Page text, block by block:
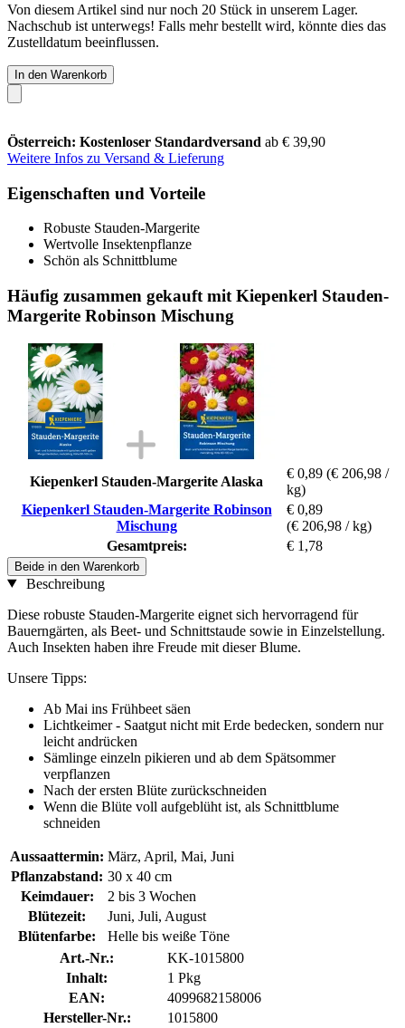
Von diesem Artikel sind nur noch 20 Stück in unserem Lager.
Nachschub ist unterwegs! Falls mehr bestellt wird, könnte dies das
Zustelldatum beeinflussen.
In den Warenkorb
Österreich: Kostenloser Standardversand ab € 39,90
Weitere Infos zu Versand & Lieferung
Eigenschaften und Vorteile
Robuste Stauden-Margerite
Wertvolle Insektenpflanze
Schön als Schnittblume
Häufig zusammen gekauft mit Kiepenkerl Stauden-
Margerite Robinson Mischung
Kiepenkerl Stauden-Margerite Alaska
€ 0,89 (€ 206,98 /
kg)
Kiepenkerl Stauden-Margerite Robinson
Mischung
€ 0,89
(€ 206,98 / kg)
Gesamtpreis:
€ 1,78
Beide in den Warenkorb
Beschreibung
Diese robuste Stauden-Margerite eignet sich hervorragend für
Bauerngärten, als Beet- und Schnittstaude sowie in Einzelstellung.
Auch Insekten haben ihre Freude mit dieser Blume.
Unsere Tipps:
Ab Mai ins Frühbeet säen
Lichtkeimer - Saatgut nicht mit Erde bedecken, sondern nur
leicht andrücken
Sämlinge einzeln pikieren und ab dem Spätsommer
verpflanzen
Nach der ersten Blüte zurückschneiden
Wenn die Blüte voll aufgeblüht ist, als Schnittblume
schneiden
Aussaattermin: März, April, Mai, Juni
Pflanzabstand: 30 x 40 cm
Keimdauer:
2 bis 3 Wochen
Blütezeit:
Juni, Juli, August
Blütenfarbe:
Helle bis weiße Töne
Art.-Nr.:
KK-1015800
Inhalt:
1 Pkg
EAN:
4099682158006
Hersteller-Nr.:
1015800